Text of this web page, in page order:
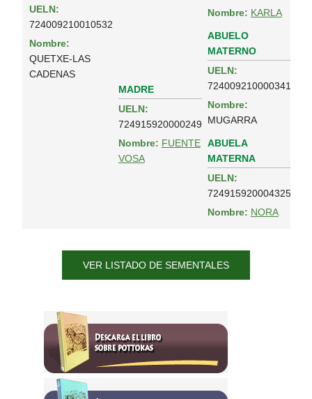
UELN:
724009210010532
Nombre:
QUETXE-LAS
CADENAS
Nombre: KARLA
MADRE
UELN:
724915920000249
Nombre: FUENTE
VOSA
ABUELO
MATERNO
UELN:
724009210000341
Nombre:
MUGARRA
ABUELA
MATERNA
UELN:
724915920004325
Nombre: NORA
VER LISTADO DE SEMENTALES